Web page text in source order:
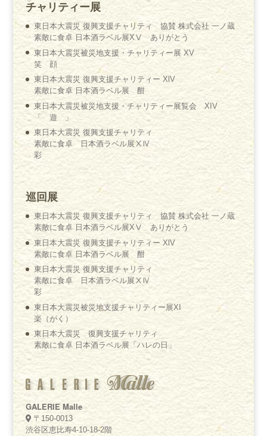
チャリティー展
東日本大震災 復興支援チャリティ 協賛 株式会社 一ノ蔵
素敵に食卓 日本酒ラベル展XⅤ ありがとう
東日本大震災被災地支援・チャリティー展 XV
笑 顔
東日本大震災 復興支援チャリティー XlV
素敵に食卓 日本酒ラベル展 酣
東日本大震災被災地支援・チャリティー展覧会 XIV
「 遊 」
東日本大震災 復興支援チャリティ
素敵に食卓 日本酒ラベル展ⅩⅣ
彩
巡回展
東日本大震災 復興支援チャリティ 協賛 株式会社 一ノ蔵
素敵に食卓 日本酒ラベル展XⅤ ありがとう
東日本大震災 復興支援チャリティー XlV
素敵に食卓 日本酒ラベル展 酣
東日本大震災 復興支援チャリティ
素敵に食卓 日本酒ラベル展ⅩⅣ
彩
東日本大震災被災地支援チャリティー展XI
楽（がく）
東日本大震災 復興支援チャリティ
素敵に食卓 日本酒ラベル展「ハレの日」
GALERIE Malle
〒150-0013
渋谷区恵比寿4-10-18-2階